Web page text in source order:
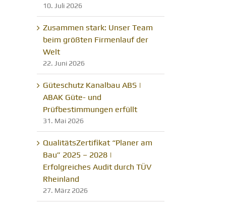
10. Juli 2026
Zusammen stark: Unser Team
beim größten Firmenlauf der
Welt
22. Juni 2026
Güteschutz Kanalbau ABS |
ABAK Güte- und
Prüfbestimmungen erfüllt
31. Mai 2026
QualitätsZertifikat “Planer am
Bau” 2025 – 2028 |
Erfolgreiches Audit durch TÜV
Rheinland
27. März 2026